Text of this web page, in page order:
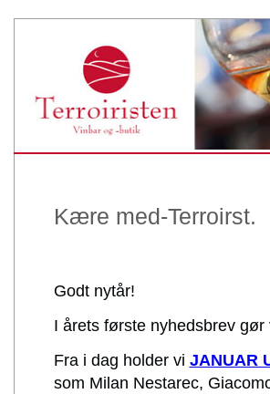
Kære med-Terroirst.
Godt nytår!
I årets første nyhedsbrev
Fra i dag holder vi JANUAR
som Milan Nestarec,